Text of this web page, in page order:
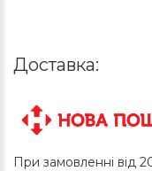
Доставка:
При замовленні від